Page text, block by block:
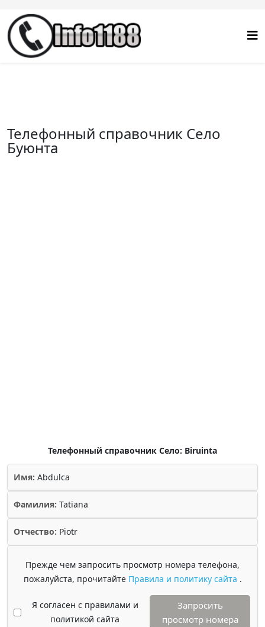
Телефонный справочник Село
Буюнта
Телефонный справочник Село: Biruinta
Имя: Abdulca
Фамилия: Tatiana
Отчество: Piotr
Прежде чем запросить просмотр номера телефона,
пожалуйста, прочитайте Правила и политику сайта .
Я согласен с правилами и
политикой сайта
Запросить
просмотр номера